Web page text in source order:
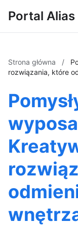
Portal Alias
Strona główna /
rozwiązania, które